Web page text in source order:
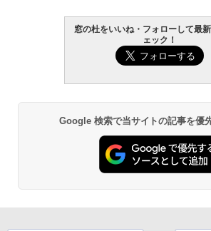
窓の杜をいいね・フォローして最
ェック！
Google 検索で当サイトの記事を優